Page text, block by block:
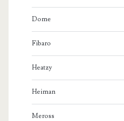
Dome
Fibaro
Heatzy
Heiman
Meross